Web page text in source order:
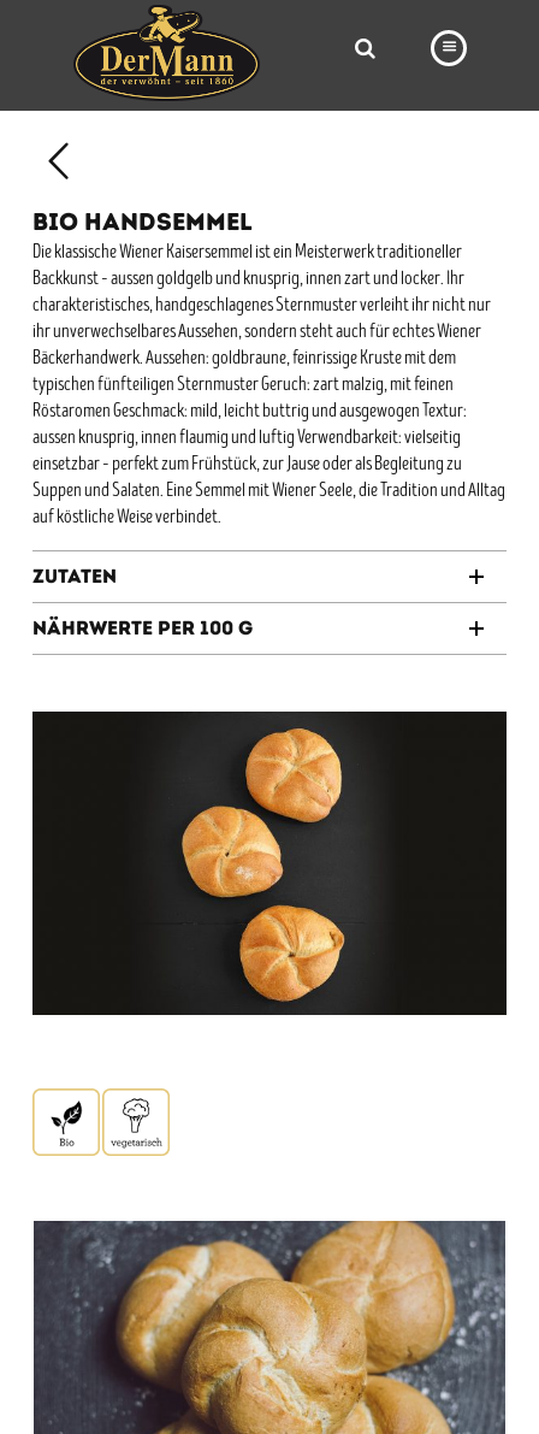
BÄCKEREI
BROTWAY
VORBESTELLUNG
NEWS
KARRIERE
VIDEOS
BIO HANDSEMMEL
Die klassische Wiener Kaisersemmel ist ein Meisterwerk traditioneller
Backkunst – aussen goldgelb und knusprig, innen zart und locker. Ihr
charakteristisches, handgeschlagenes Sternmuster verleiht ihr nicht nur
ihr unverwechselbares Aussehen, sondern steht auch für echtes Wiener
Bäckerhandwerk. Aussehen: goldbraune, feinrissige Kruste mit dem
typischen fünfteiligen Sternmuster Geruch: zart malzig, mit feinen
Röstaromen Geschmack: mild, leicht buttrig und ausgewogen Textur:
aussen knusprig, innen flaumig und luftig Verwendbarkeit: vielseitig
einsetzbar – perfekt zum Frühstück, zur Jause oder als Begleitung zu
Suppen und Salaten. Eine Semmel mit Wiener Seele, die Tradition und Alltag
auf köstliche Weise verbindet.
Zutaten
Nährwerte per 100 g